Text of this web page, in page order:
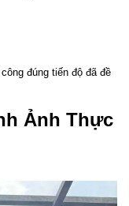
đúng tiến độ đã đề
Ảnh Thực